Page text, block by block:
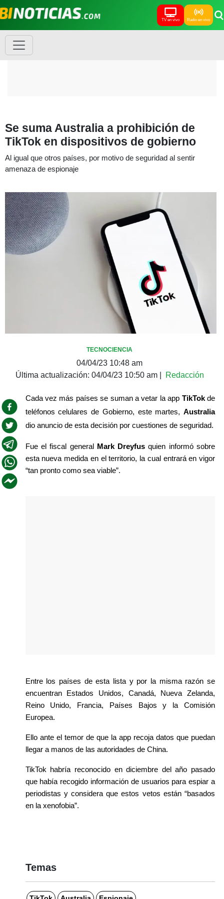
TV en vivo Radio en vivo
Se suma Australia a prohibición de
TikTok en dispositivos de gobierno
Al igual que otros países, por motivo de seguridad al sentir
amenaza de espionaje
TECNOCIENCIA
04/04/23 10:48 am
Última actualización: 04/04/23 10:50 am| Redacción
Cada vez más países se suman a vetar la app TikTok de
teléfonos celulares de Gobierno, este martes, Australia
dio anuncio de esta decisión por cuestiones de seguridad.
Fue el fiscal general Mark Dreyfus quien informó sobre
esta nueva medida en el territorio, la cual entrará en vigor
“tan pronto como sea viable”.
Entre los países de esta lista y por la misma razón se
encuentran Estados Unidos, Canadá, Nueva Zelanda,
Reino Unido, Francia, Países Bajos y la Comisión
Europea.
Ello ante el temor de que la app recoja datos que puedan
llegar a manos de las autoridades de China.
TikTok habría reconocido en diciembre del año pasado
que había recogido información de usuarios para espiar a
periodistas y considera que estos vetos están “basados
en la xenofobia”.
Temas